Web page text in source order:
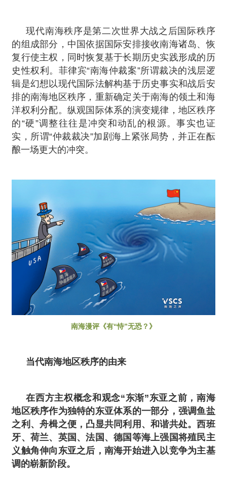
现代南海秩序是第二次世界大战之后国际秩序
的组成部分，中国依据国际安排接收南海诸岛、恢
复行使主权，同时恢复基于长期历史实践形成的历
史性权利。菲律宾“南海仲裁案”所谓裁决的浅层逻
辑是幻想以现代国际法解构基于历史事实和战后安
排的南海地区秩序，重新确定关于南海的领土和海
洋权利分配。纵观国际体系的演变规律，地区秩序
的“硬”调整往往是冲突和动乱的根源。事实也证
实，所谓“仲裁裁决”加剧海上紧张局势，并正在酝
酿一场更大的冲突。
南海漫评《有“恃”无恐？》
当代南海地区秩序的由来
在西方主权概念和观念“东渐”东亚之前，南海
地区秩序作为独特的东亚体系的一部分，强调鱼盐
之利、舟楫之便，凸显共同利用、和谐共处。西班
牙、荷兰、英国、法国、德国等海上强国将殖民主
义触角伸向东亚之后，南海开始进入以竞争为主基
调的崭新阶段。